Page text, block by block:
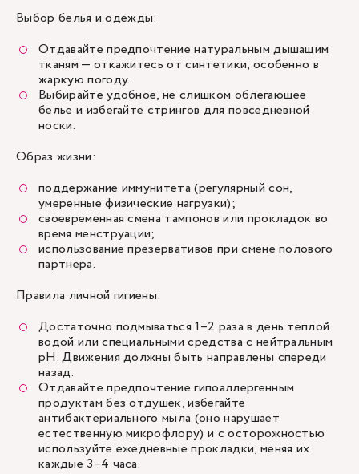
Выбор белья и одежды:
Отдавайте предпочтение натуральным дышащим
тканям — откажитесь от синтетики, особенно в
жаркую погоду.
Выбирайте удобное, не слишком облегающее
белье и избегайте стрингов для повседневной
носки.
Образ жизни:
поддержание иммунитета (регулярный сон,
умеренные физические нагрузки);
своевременная смена тампонов или прокладок во
время менструации;
использование презервативов при смене полового
партнера.
Правила личной гигиены:
Достаточно подмываться 1–2 раза в день теплой
водой или специальными средства с нейтральным
pH. Движения должны быть направлены спереди
назад.
Отдавайте предпочтение гипоаллергенным
продуктам без отдушек, избегайте
антибактериального мыла (оно нарушает
естественную микрофлору) и с осторожностью
используйте ежедневные прокладки, меняя их
каждые 3–4 часа.